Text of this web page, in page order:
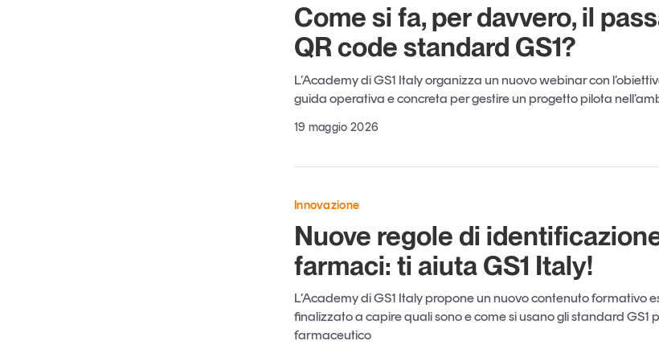
Come si fa, per davvero, il
QR code standard GS1?
L’Academy di GS1 Italy organizza un nuovo webinar con
guida operativa e concreta per gestire un progetto pilota
19 maggio 2026
Innovazione
Nuove regole di
farmaci: ti aiuta GS1 Italy!
L’Academy di GS1 Italy propone un nuovo contenuto formativo
finalizzato a capire quali sono e come si usano gli standard GS1
farmaceutico